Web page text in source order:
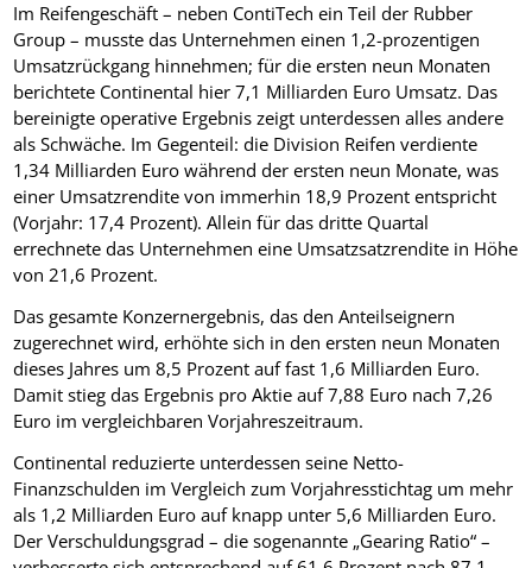
Im Reifengeschäft – neben ContiTech ein Teil der Rubber
Group – musste das Unternehmen einen 1,2-prozentigen
Umsatzrückgang hinnehmen; für die ersten neun Monaten
berichtete Continental hier 7,1 Milliarden Euro Umsatz. Das
bereinigte operative Ergebnis zeigt unterdessen alles andere
als Schwäche. Im Gegenteil: die Division Reifen verdiente
1,34 Milliarden Euro während der ersten neun Monate, was
einer Umsatzrendite von immerhin 18,9 Prozent entspricht
(Vorjahr: 17,4 Prozent). Allein für das dritte Quartal
errechnete das Unternehmen eine Umsatzsatzrendite in Höhe
von 21,6 Prozent.
Das gesamte Konzernergebnis, das den Anteilseignern
zugerechnet wird, erhöhte sich in den ersten neun Monaten
dieses Jahres um 8,5 Prozent auf fast 1,6 Milliarden Euro.
Damit stieg das Ergebnis pro Aktie auf 7,88 Euro nach 7,26
Euro im vergleichbaren Vorjahreszeitraum.
Continental reduzierte unterdessen seine Netto-
Finanzschulden im Vergleich zum Vorjahresstichtag um mehr
als 1,2 Milliarden Euro auf knapp unter 5,6 Milliarden Euro.
Der Verschuldungsgrad – die sogenannte „Gearing Ratio“ –